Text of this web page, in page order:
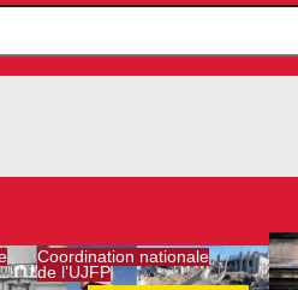
Coordination nationale
de l’UJFP